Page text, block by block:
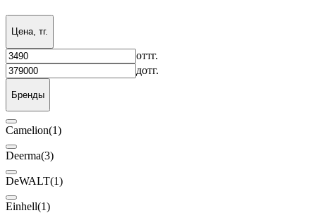
Цена, тг.
оттг.
дотг.
Бренды
Camelion(1)
Deerma(3)
DeWALT(1)
Einhell(1)